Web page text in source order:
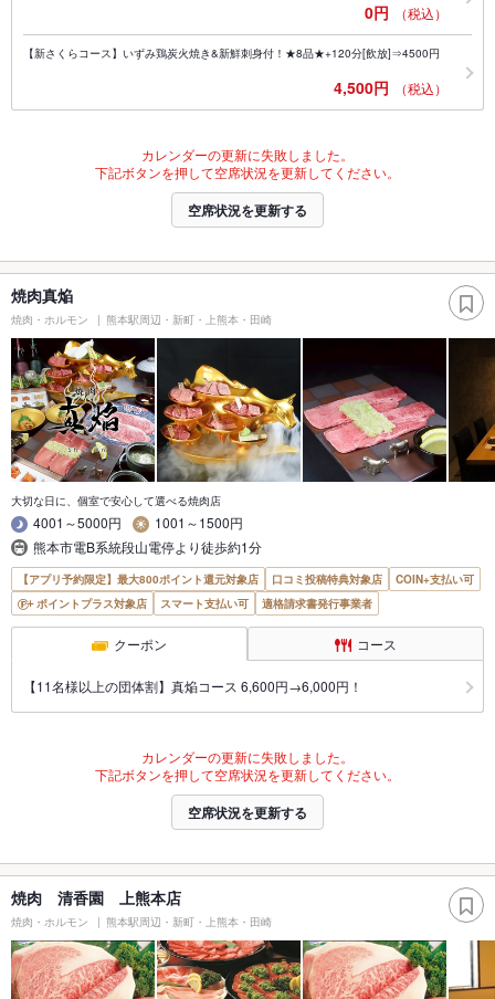
0円 （税込）
【新さくらコース】いずみ鶏炭火焼き&新鮮刺身付！★8品★+120分[飲放]⇒4500円
4,500円 （税込）
カレンダーの更新に失敗しました。
下記ボタンを押して空席状況を更新してください。
空席状況を更新する
焼肉真焔
焼肉・ホルモン 熊本駅周辺・新町・上熊本・田崎
大切な日に、個室で安心して選べる焼肉店
4001～5000円
1001～1500円
熊本市電B系統段山電停より徒歩約1分
【アプリ予約限定】最大800ポイント還元対象店 口コミ投稿特典対象店
COIN+支払い可
ポイントプラス対象店
スマート支払い可 適格請求書発行事業者
クーポン コース
【11名様以上の団体割】真焔コース 6,600円→6,000円！
カレンダーの更新に失敗しました。
下記ボタンを押して空席状況を更新してください。
空席状況を更新する
焼肉 清香園 上熊本店
焼肉・ホルモン 熊本駅周辺・新町・上熊本・田崎